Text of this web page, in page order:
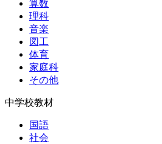
算数
理科
音楽
図工
体育
家庭科
その他
中学校教材
国語
社会